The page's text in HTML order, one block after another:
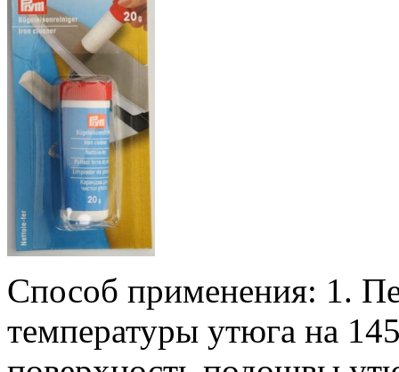
Способ применения: 1.
температуры утюга на